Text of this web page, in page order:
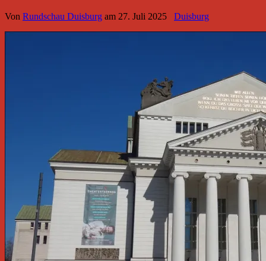
Von Rundschau Duisburg am 27. Juli 2025 Duisburg